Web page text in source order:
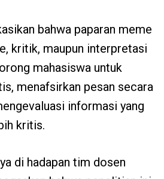
bahwa paparan meme
kritik, maupun interpretasi
mahasiswa untuk
menafsirkan pesan secara
informasi yang
kritis.
di hadapan tim dosen